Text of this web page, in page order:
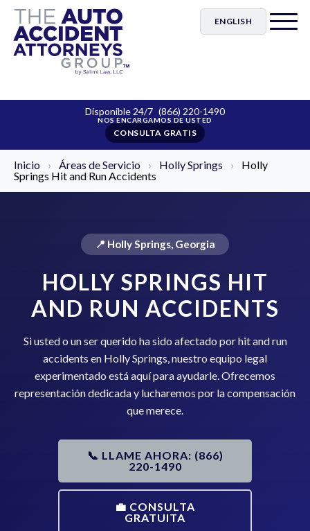
ENGLISH
Disponible 24/7 (866) 220-1490
CONSULTA GRATIS
Inicio › Áreas de Servicio › Holly Springs ›
Holly
Springs Hit and Run Accidents
📍 Holly Springs, Georgia
HOLLY SPRINGS HIT
AND RUN ACCIDENTS
Si usted o un ser querido ha sido afectado por hit and run
accidents en Holly Springs, nuestro equipo legal
experimentado está aquí para ayudarle. Ofrecemos
representación dedicada y lucharemos por la compensación
que merece.
📞 LLAME AHORA: (866)
220-1490
💼 CONSULTA
GRATUITA